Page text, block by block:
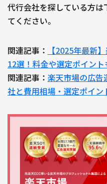
代行会社を探している方
てください。
関連記事：
【2025年最新
12選！料金や選定ポイン
関連記事： 楽天市場の広告
社と費用相場・選定ポイン